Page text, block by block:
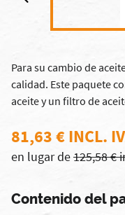
Para su cambio de
calidad. Este paquete
aceite y un filtro de
81,63 € INCL.
en lugar de125,58 €
Contenido del